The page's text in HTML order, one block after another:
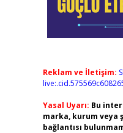
Reklam ve İletişim:
Yasal Uyarı: Bu
marka, kurum veya
bağlantısı